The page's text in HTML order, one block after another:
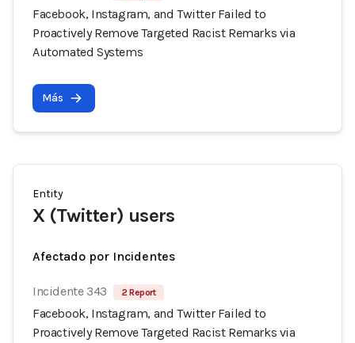
Facebook, Instagram, and Twitter Failed to
Proactively Remove Targeted Racist Remarks via
Automated Systems
Más
Entity
X (Twitter) users
Afectado por Incidentes
Incidente 343 2 Report
Facebook, Instagram, and Twitter Failed to
Proactively Remove Targeted Racist Remarks via